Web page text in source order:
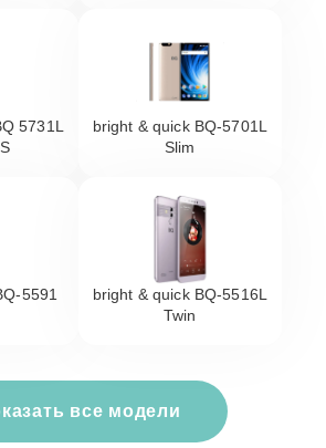
5731L
bright & quick BQ-5701L
Slim
5591
bright & quick BQ-5516L
Twin
все модели